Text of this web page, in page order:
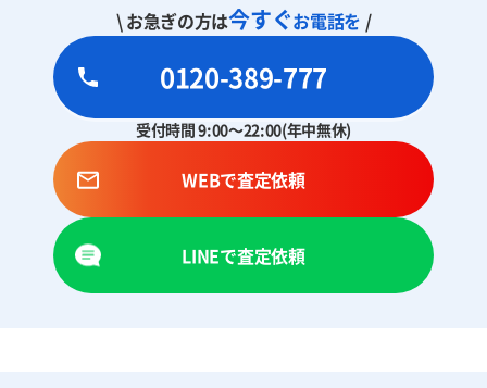
\ お急ぎの方は今すぐお電話を /
0120-389-777
受付時間 9:00～22:00(年中無休)
WEBで査定依頼
LINEで査定依頼